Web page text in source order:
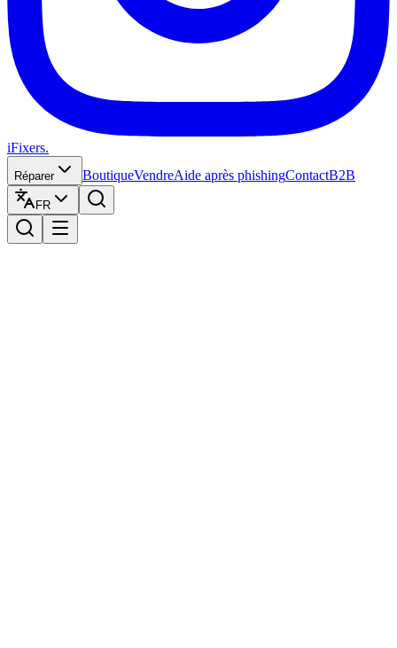
iFixers.
Réparer BoutiqueVendreAide après phishingContactB2B
FR